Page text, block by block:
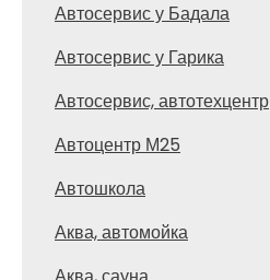
Автосервис у Бадала
Автосервис у Гарика
Автосервис, автотехцентр
Автоцентр М25
Автошкола
Аква, автомойка